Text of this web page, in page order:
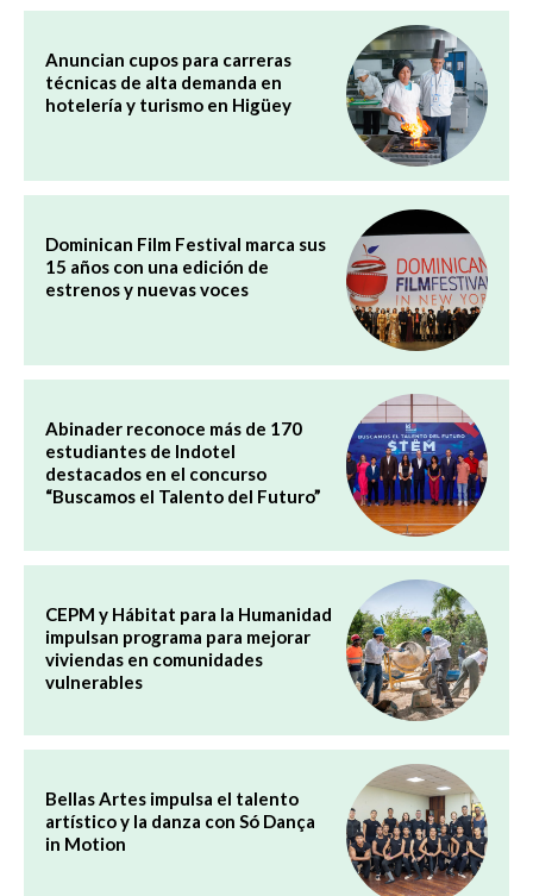
Anuncian cupos para carreras
técnicas de alta demanda en
hotelería y turismo en Higüey
Dominican Film Festival marca sus
15 años con una edición de
estrenos y nuevas voces
Abinader reconoce más de 170
estudiantes de Indotel
destacados en el concurso
“Buscamos el Talento del Futuro”
CEPM y Hábitat para la Humanidad
impulsan programa para mejorar
viviendas en comunidades
vulnerables
Bellas Artes impulsa el talento
artístico y la danza con Só Dança
in Motion